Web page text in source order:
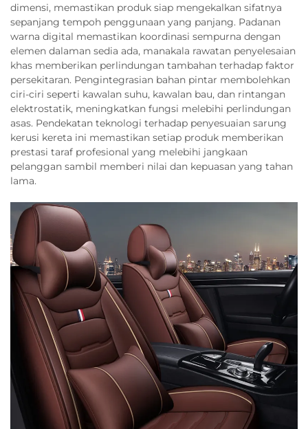
dimensi, memastikan produk siap mengekalkan sifatnya
sepanjang tempoh penggunaan yang panjang. Padanan
warna digital memastikan koordinasi sempurna dengan
elemen dalaman sedia ada, manakala rawatan penyelesaian
khas memberikan perlindungan tambahan terhadap faktor
persekitaran. Pengintegrasian bahan pintar membolehkan
ciri-ciri seperti kawalan suhu, kawalan bau, dan rintangan
elektrostatik, meningkatkan fungsi melebihi perlindungan
asas. Pendekatan teknologi terhadap penyesuaian sarung
kerusi kereta ini memastikan setiap produk memberikan
prestasi taraf profesional yang melebihi jangkaan
pelanggan sambil memberi nilai dan kepuasan yang tahan
lama.